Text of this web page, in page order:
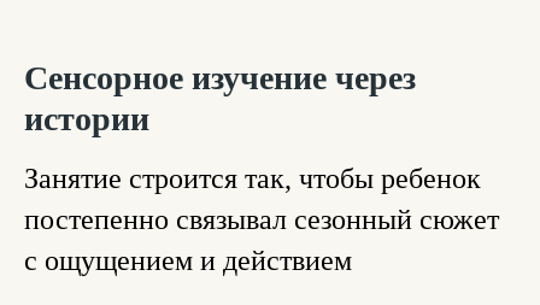
Сенсорное изучение через
истории
Занятие строится так, чтобы ребенок
постепенно связывал сезонный сюжет
с ощущением и действием